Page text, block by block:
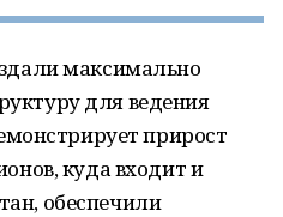
максимально
для ведения
прирост
куда входит и
обеспечили